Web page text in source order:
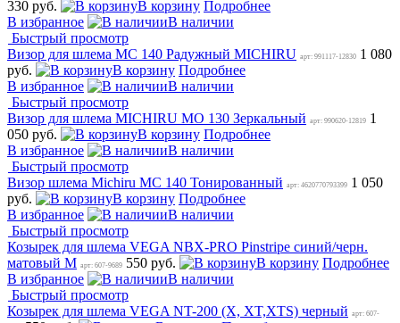
330 руб.
В корзину Подробнее
В избранное
В наличии
Быстрый просмотр
Визор для шлема MC 140 Радужный MICHIRU арт: 991117-12830 1 080
руб.
В корзину Подробнее
В избранное
В наличии
Быстрый просмотр
Визор для шлема MICHIRU MO 130 Зеркальный арт: 990620-12819 1
050 руб.
В корзину Подробнее
В избранное
В наличии
Быстрый просмотр
Визор шлема Michiru MC 140 Тонированный арт: 4620770793399 1 050
руб.
В корзину Подробнее
В избранное
В наличии
Быстрый просмотр
Козырек для шлема VEGA NBX-PRO Pinstripe синий/черн.
матовый M арт: 607-9689 550 руб. В корзину Подробнее
В избранное
В наличии
Быстрый просмотр
Козырек для шлема VEGA NT-200 (X, XT,XTS) черный арт: 607-